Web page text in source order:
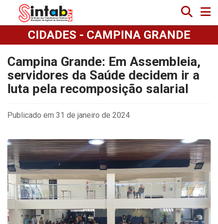
CIDADES - CAMPINA GRANDE
Campina Grande: Em Assembleia,
servidores da Saúde decidem ir a
luta pela recomposição salarial
Publicado em 31 de janeiro de 2024